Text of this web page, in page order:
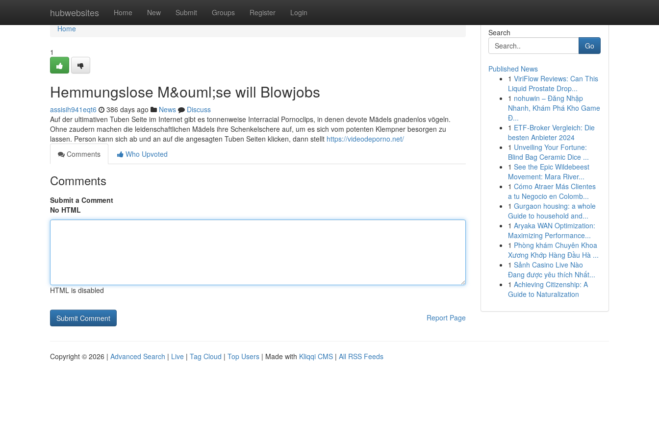
hubwebsites Home New Submit Groups Register Login
Home
Home
1
Hemmungslose M&ouml;se will Blowjobs
assisih941eqt6 386 days ago News
Discuss
Auf der ultimativen Tuben Seite im Internet gibt es tonnenweise Interracial Pornoclips, in denen devote Mädels gnadenlos vögeln.
Ohne zaudern machen die leidenschaftlichen Mädels ihre Schenkelschere auf, um es sich vom potenten Klempner besorgen zu
lassen. Person kann sich ab und an auf die angesagten Tuben Seiten klicken, dann stellt https://videodeporno.net/
Comments
Who Upvoted
Comments
Submit a Comment
No HTML
HTML is disabled
Report Page
Search
Go
Published News
1 ViriFlow Reviews: Can This
Liquid Prostate Drop...
1 nohuwin – Đăng Nhập
Nhanh, Khám Phá Kho Game
Đ...
1 ETF-Broker Vergleich: Die
besten Anbieter 2024
1 Unveiling Your Fortune:
Blind Bag Ceramic Dice ...
1 See the Epic Wildebeest
Movement: Mara River...
1 Cómo Atraer Más Clientes
a tu Negocio en Colomb...
1 Gurgaon housing: a whole
Guide to household and...
1 Aryaka WAN Optimization:
Maximizing Performance...
1 Phòng khám Chuyên Khoa
Xương Khớp Hàng Đầu Hà ...
1 Sảnh Casino Live Nào
Đang được yêu thích Nhất...
1 Achieving Citizenship: A
Guide to Naturalization
Copyright © 2026 | Advanced Search | Live | Tag Cloud | Top Users | Made with Kliqqi CMS | All RSS Feeds